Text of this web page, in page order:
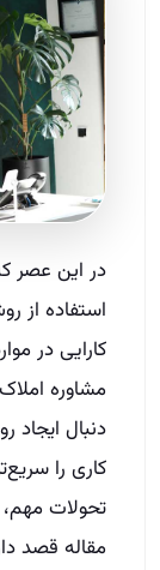
در این عصر
استفاده از
کارایی در
مشاوره
دنبال ایجاد
کاری را
تحولات
مقاله قصد